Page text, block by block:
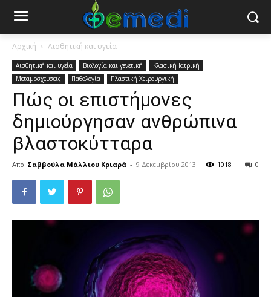
Αρχική Αισθητική και υγεία
Αισθητική και υγεία Βιολογία και γενετική
Κλασική Ιατρική
Μεταμοσχεύσεις
Παθολογία Πλαστική Χειρουργική
Πώς οι επιστήμονες
δημιούργησαν ανθρώπινα
βλαστοκύτταρα
Από Σαββούλα Μάλλιου Κριαρά - 9 Δεκεμβρίου 2013 0
1018